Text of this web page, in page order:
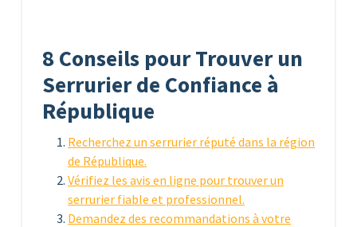
8 Conseils pour Trouver un
Serrurier de Confiance à
République
Recherchez un serrurier réputé dans la région
de République.
Vérifiez les avis en ligne pour trouver un
serrurier fiable et professionnel.
Demandez des recommandations à votre